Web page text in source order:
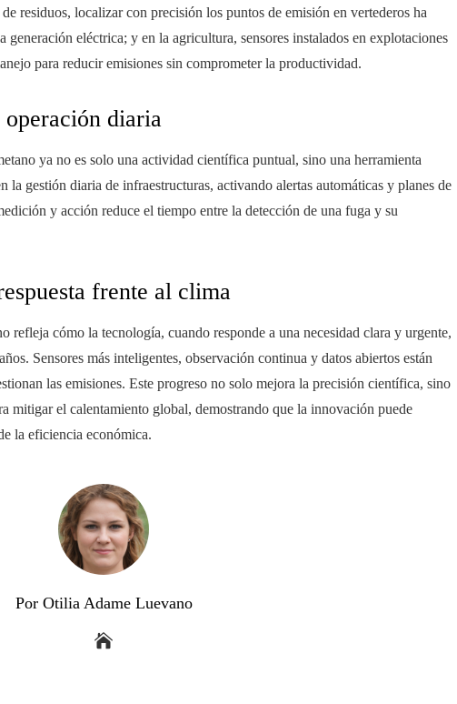
residuos, localizar con precisión los puntos de emisión en vertederos ha
generación eléctrica; y en la agricultura, sensores instalados en explotaciones
para reducir emisiones sin comprometer la productividad.
diaria
ya no es solo una actividad científica puntual, sino una herramienta
la gestión diaria de infraestructuras, activando alertas automáticas y planes de
y acción reduce el tiempo entre la detección de una fuga y su
frente al clima
refleja cómo la tecnología, cuando responde a una necesidad clara y urgente,
Sensores más inteligentes, observación continua y datos abiertos están
las emisiones. Este progreso no solo mejora la precisión científica, sino
mitigar el calentamiento global, demostrando que la innovación puede
la eficiencia económica.
Por Otilia Adame Luevano